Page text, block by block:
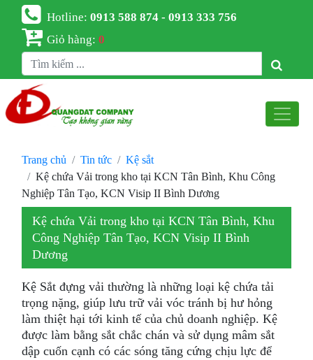
Hotline:0913 588 874 - 0913 333 756
Giỏ hàng:0
Trang chủ Tin tức
Kệ sắt
Kệ chứa Vải trong kho tại KCN Tân Bình, Khu Công
Nghiệp Tân Tạo, KCN Visip II Bình Dương
Kệ chứa Vải trong kho tại KCN Tân Bình, Khu
Công Nghiệp Tân Tạo, KCN Visip II Bình
Dương
Kệ Sắt đựng vải thường là những loại kệ chứa tải
trọng nặng, giúp lưu trữ vải vóc tránh bị hư hỏng
làm thiệt hại tới kinh tế của chủ doanh nghiệp. Kệ
được làm bằng sắt chắc chán và sử dụng mâm sắt
dập cuốn cạnh có các sóng tăng cứng chịu lực để